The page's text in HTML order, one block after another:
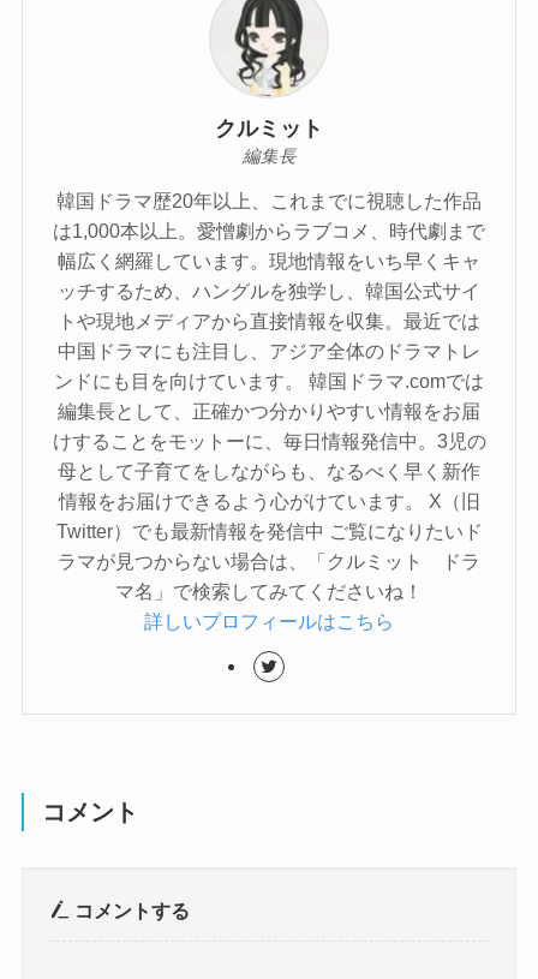
クルミット
編集長
韓国ドラマ歴20年以上、これまでに視聴した作品
は1,000本以上。愛憎劇からラブコメ、時代劇まで
幅広く網羅しています。現地情報をいち早くキャ
ッチするため、ハングルを独学し、韓国公式サイ
トや現地メディアから直接情報を収集。最近では
中国ドラマにも注目し、アジア全体のドラマトレ
ンドにも目を向けています。 韓国ドラマ.comでは
編集長として、正確かつ分かりやすい情報をお届
けすることをモットーに、毎日情報発信中。3児の
母として子育てをしながらも、なるべく早く新作
情報をお届けできるよう心がけています。 X（旧
Twitter）でも最新情報を発信中 ご覧になりたいド
ラマが見つからない場合は、「クルミット ドラ
マ名」で検索してみてくださいね！
詳しいプロフィールはこちら
コメント
コメントする